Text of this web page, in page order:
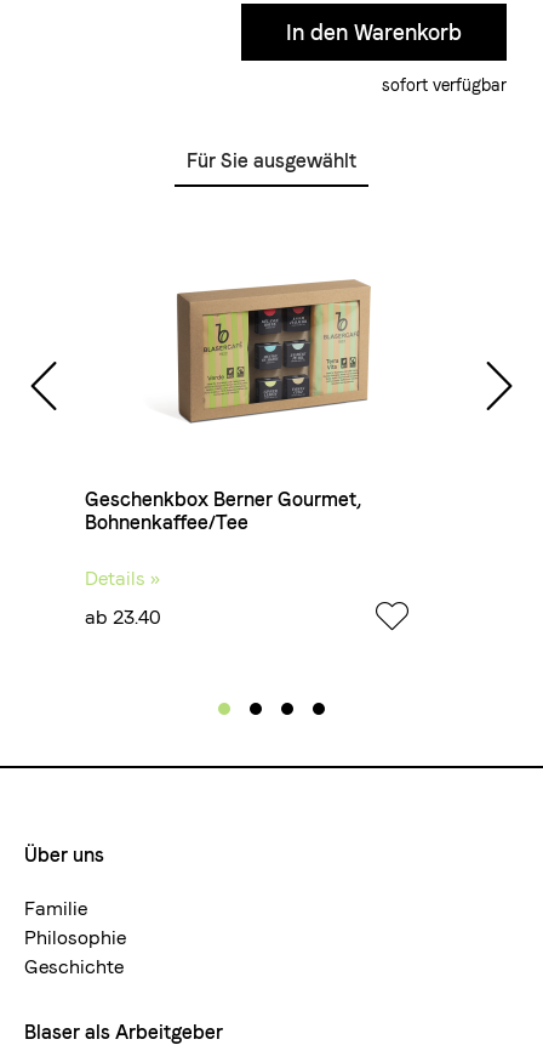
sofort verfügbar
Für Sie ausgewählt
Geschenkbox Berner Gourmet,
Bohnenkaffee/Tee
Details »
ab 23.40
Footermenue-
neu
Über uns
Familie
Philosophie
Geschichte
Blaser als Arbeitgeber